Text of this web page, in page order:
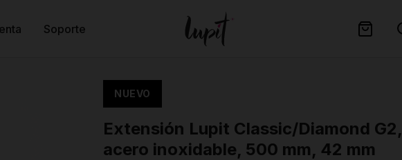
Soporte
NUEVO
Extensión Lupit Classic/Diamond G2,
acero inoxidable, 500 mm, 42 mm